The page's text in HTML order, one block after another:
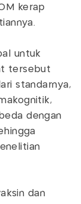
kerap
untuk
tersebut
standarnya,
dengan
dan